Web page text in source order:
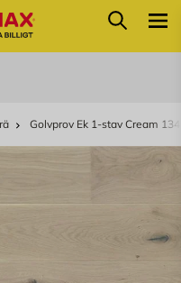
Sök
Golvprov Ek 1-stav Cream